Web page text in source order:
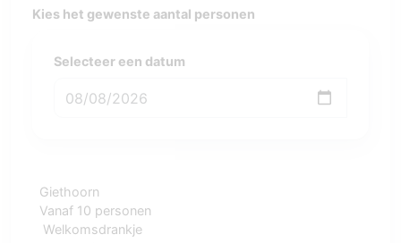
Kies het gewenste aantal personen
Selecteer een datum
Giethoorn
Vanaf 10 personen
Welkomsdrankje